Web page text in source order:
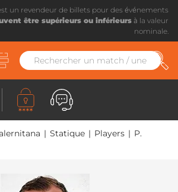
un revendeur de billets pour des événements
être supérieurs ou inférieurs à la valeur
nominale.
| Statique | Players | P.